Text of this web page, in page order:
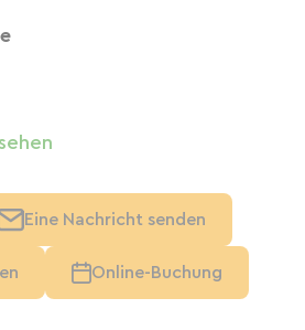
Eine Nachricht senden
Online-Buchung